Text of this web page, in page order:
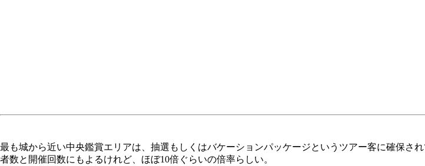
最も城から近い中央鑑賞エリアは、抽選もしくはバケーションパッケージというツアー客に確保
者数と開催回数にもよるけれど、ほぼ10倍ぐらいの倍率らしい。